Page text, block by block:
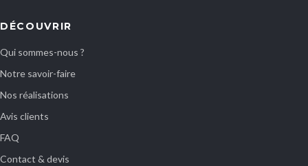
DÉCOUVRIR
Qui sommes-nous ?
Notre savoir-faire
Nos réalisations
Avis clients
FAQ
Contact & devis